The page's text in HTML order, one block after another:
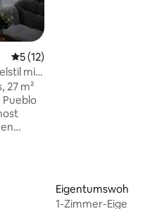
Durchschnittliche
5 (12)
mit
27 m²
Pueblo
City
1-Zimmer-